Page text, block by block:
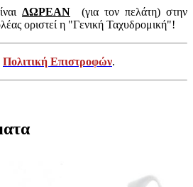
ΔΩΡΕΑΝ (για τον πελάτη) στην
οριστεί η "Γενική Ταχυδρομική"!
Πολιτική Επιστροφών.